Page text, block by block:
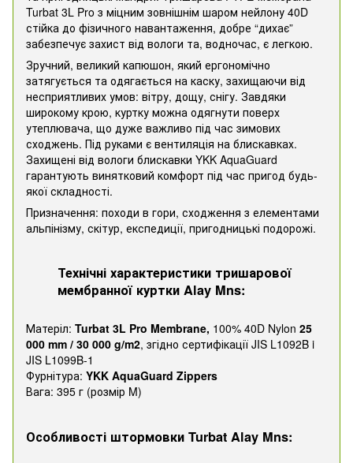
Turbat 3L Pro з міцним зовнішнім шаром нейлону 40D
стійка до фізичного навантаження, добре “дихає”
забезпечує захист від вологи та, водночас, є легкою.
Зручний, великий капюшон, який ергономічно
затягується та одягається на каску, захищаючи від
несприятливих умов: вітру, дощу, снігу. Завдяки
широкому крою, куртку можна одягнути поверх
утеплювача, що дуже важливо під час зимових
сходжень. Під руками є вентиляція на блискавках.
Захищені від вологи блискавки YKK AquaGuard
гарантують винятковий комфорт під час пригод будь-
якої складності.
Призначення: походи в гори, сходження з елементами
альпінізму, скітур, експедиції, пригодницькі подорожі.
Технічні характеристики тришарової
мембранної куртки Alay Mns:
Матеріл: Turbat 3L Pro Membrane, 100% 40D Nylon 25
000 mm / 30 000 g/m2, згідно сертифікації JIS L1092B i
JIS L1099B-1
Фурнітура: YKK AquaGuard Zippers
Вага: 395 г (розмір M)
Особливості штормовки Turbat Alay Mns: